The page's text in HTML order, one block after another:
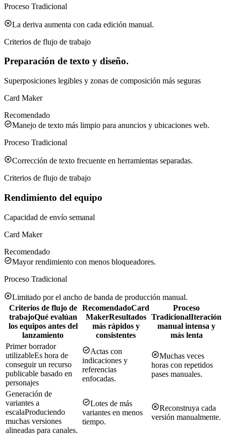
Proceso Tradicional
La deriva aumenta con cada edición manual.
Criterios de flujo de trabajo
Preparación de texto y diseño.
Superposiciones legibles y zonas de composición más seguras
Card Maker
Recomendado
Manejo de texto más limpio para anuncios y ubicaciones web.
Proceso Tradicional
Corrección de texto frecuente en herramientas separadas.
Criterios de flujo de trabajo
Rendimiento del equipo
Capacidad de envío semanal
Card Maker
Recomendado
Mayor rendimiento con menos bloqueadores.
Proceso Tradicional
Limitado por el ancho de banda de producción manual.
Criterios de flujo de
trabajoQué evalúan
los equipos antes del
lanzamiento
RecomendadoCard
MakerResultados
más rápidos y
consistentes
Proceso
TradicionalIteración
manual intensa y
más lenta
Primer borrador
utilizableEs hora de
conseguir un recurso
publicable basado en
personajes
Actas con
indicaciones y
referencias
enfocadas.
Muchas veces
horas con repetidos
pases manuales.
Generación de
variantes a
escalaProduciendo
muchas versiones
alineadas para canales.
Lotes de más
variantes en menos
tiempo.
Reconstruya cada
versión manualmente.